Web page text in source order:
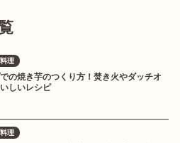
理
の焼き芋のつくり方！焚き火やダッチオ
しいレシピ
理